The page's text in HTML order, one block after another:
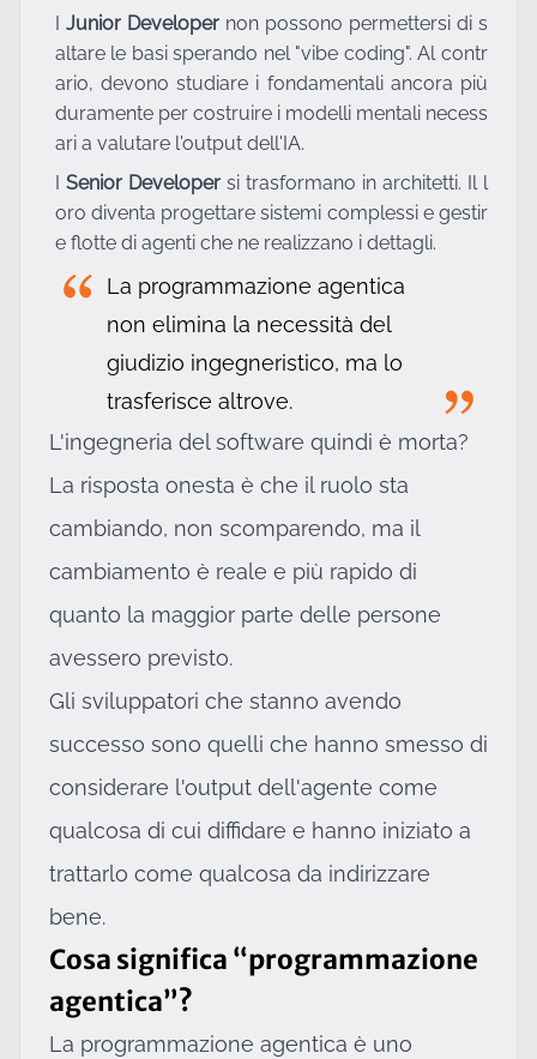
Junior Developernon possono permettersi di s
altare le basi sperando nel "vibe coding". Al contr
ario, devono studiare i fondamentali ancora più
duramente per costruire i modelli mentali necess
ari a valutare l'output dell'IA.
Senior Developersi trasformano in architetti. Il l
oro diventa progettare sistemi complessi e gestir
e flotte di agenti che ne realizzano i dettagli.
La programmazione agentica
non elimina la necessità del
giudizio ingegneristico, ma lo
trasferisce altrove.
L'ingegneria del software quindi è morta?
La risposta onesta è che il ruolo sta
cambiando, non scomparendo, ma il
cambiamento è reale e più rapido di
quanto la maggior parte delle persone
avessero previsto.
Gli sviluppatori che stanno avendo
successo sono quelli che hanno smesso di
considerare l'output dell'agente come
qualcosa di cui diffidare e hanno iniziato a
trattarlo come qualcosa da indirizzare
bene.
Cosa significa “programmazione
agentica”?
La programmazione agentica è uno